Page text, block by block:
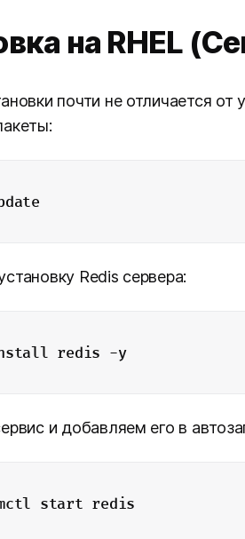
на RHEL
почти не отличается
Redis сервера:
redis -y
и добавляем его в
start redis